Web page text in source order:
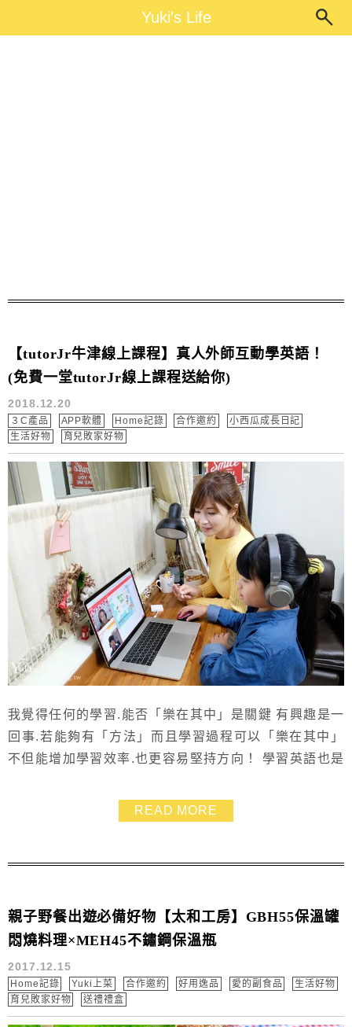
Yuki's LifeYuki's Life
【tutorJr牛津線上課程】真人外師互動學英語！
(免費一堂tutorJr線上課程送給你)
2018.12.20
３C產品 APP軟體 Home記錄 合作邀約
小西瓜成長日記
生活好物
育兒敗家好物
我覺得任何的學習.能否「樂在其中」是關鍵 有興趣是一
回事.若能夠有「方法」而且學習過程可以「樂在其中」
不但能增加學習效率.也更容易堅持方向！ 學習英語也是
到種種的因素~包含孩子在學校的時間已經很長.功課也越
來越多.接送不方便等問題 害怕再上英語補習班會太累太
所以上了國小之後便沒有在學校課程以外...
READ MORE
親子野餐出遊必備好物【太和工房】GBH55保溫罐
悶燒料理×MEH45不鏽鋼保溫瓶
2017.12.15
Home記錄 Yuki上菜 合作邀約 好用逸品 愛的副食品
生活好物
育兒敗家好物
送禮禮盒